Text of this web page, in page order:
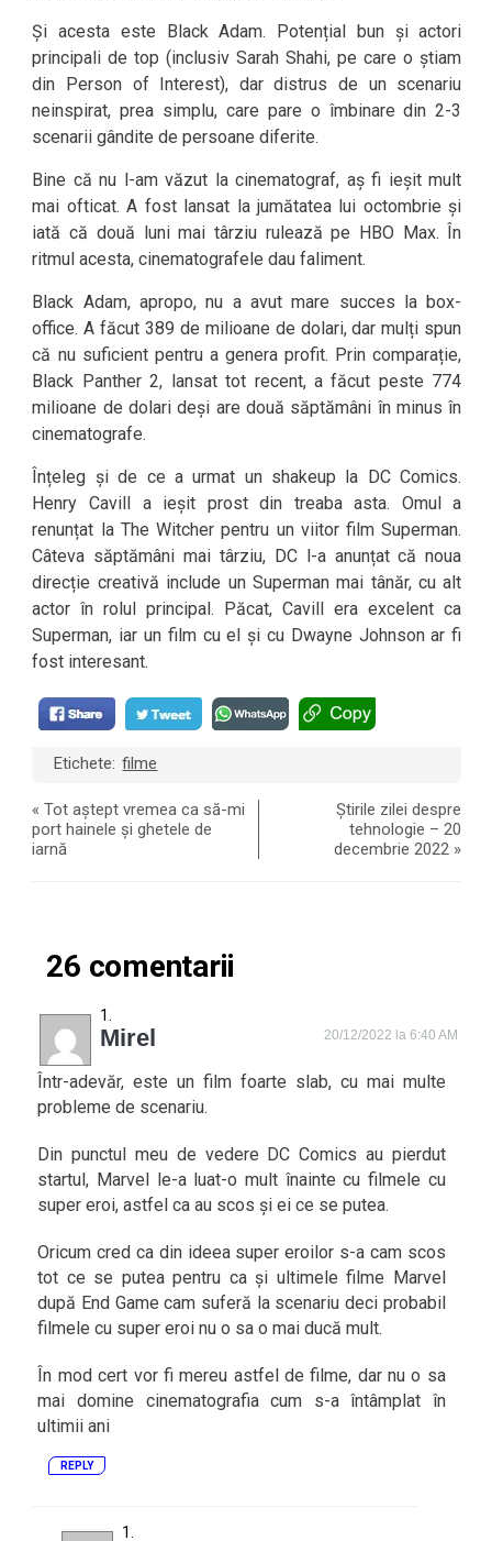
Și acesta este Black Adam. Potențial bun și actori
principali de top (inclusiv Sarah Shahi, pe care o știam
din Person of Interest), dar distrus de un scenariu
neinspirat, prea simplu, care pare o îmbinare din 2-3
scenarii gândite de persoane diferite.
Bine că nu l-am văzut la cinematograf, aș fi ieșit mult
mai ofticat. A fost lansat la jumătatea lui octombrie și
iată că două luni mai târziu rulează pe HBO Max. În
ritmul acesta, cinematografele dau faliment.
Black Adam, apropo, nu a avut mare succes la box-
office. A făcut 389 de milioane de dolari, dar mulți spun
că nu suficient pentru a genera profit. Prin comparație,
Black Panther 2, lansat tot recent, a făcut peste 774
milioane de dolari deși are două săptămâni în minus în
cinematografe.
Înțeleg și de ce a urmat un shakeup la DC Comics.
Henry Cavill a ieșit prost din treaba asta. Omul a
renunțat la The Witcher pentru un viitor film Superman.
Câteva săptămâni mai târziu, DC l-a anunțat că noua
direcție creativă include un Superman mai tânăr, cu alt
actor în rolul principal. Păcat, Cavill era excelent ca
Superman, iar un film cu el și cu Dwayne Johnson ar fi
fost interesant.
Etichete: filme
«Tot aștept vremea ca să-mi
port hainele și ghetele de
iarnă
Știrile zilei despre
tehnologie – 20
decembrie 2022 »
26 comentarii
Mirel 20/12/2022 la 6:40 AM
Într-adevăr, este un film foarte slab, cu mai multe
probleme de scenariu.
Din punctul meu de vedere DC Comics au pierdut
startul, Marvel le-a luat-o mult înainte cu filmele cu
super eroi, astfel ca au scos și ei ce se putea.
Oricum cred ca din ideea super eroilor s-a cam scos
tot ce se putea pentru ca și ultimele filme Marvel
după End Game cam suferă la scenariu deci probabil
filmele cu super eroi nu o sa o mai ducă mult.
În mod cert vor fi mereu astfel de filme, dar nu o sa
mai domine cinematografia cum s-a întâmplat în
ultimii ani
REPLY